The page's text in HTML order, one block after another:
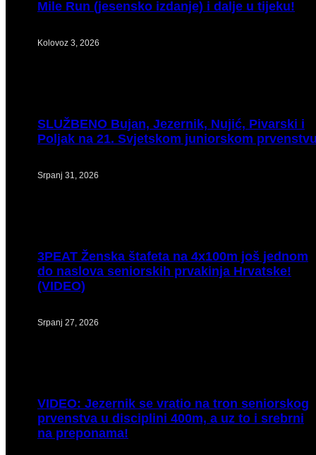
Mile Run (jesensko izdanje) i dalje u tijeku!
Kolovoz 3, 2026
SLUŽBENO Bujan, Jezernik, Nujić, Pivarski i
Poljak na 21. Svjetskom juniorskom
Srpanj 31, 2026
3PEAT Ženska štafeta na 4x100m još jednom
do naslova seniorskih prvakinja Hrvatske!
(VIDEO)
Srpanj 27, 2026
VIDEO: Jezernik se vratio na tron seniorskog
prvenstva u disciplini 400m, a uz to i srebrni
na preponama!